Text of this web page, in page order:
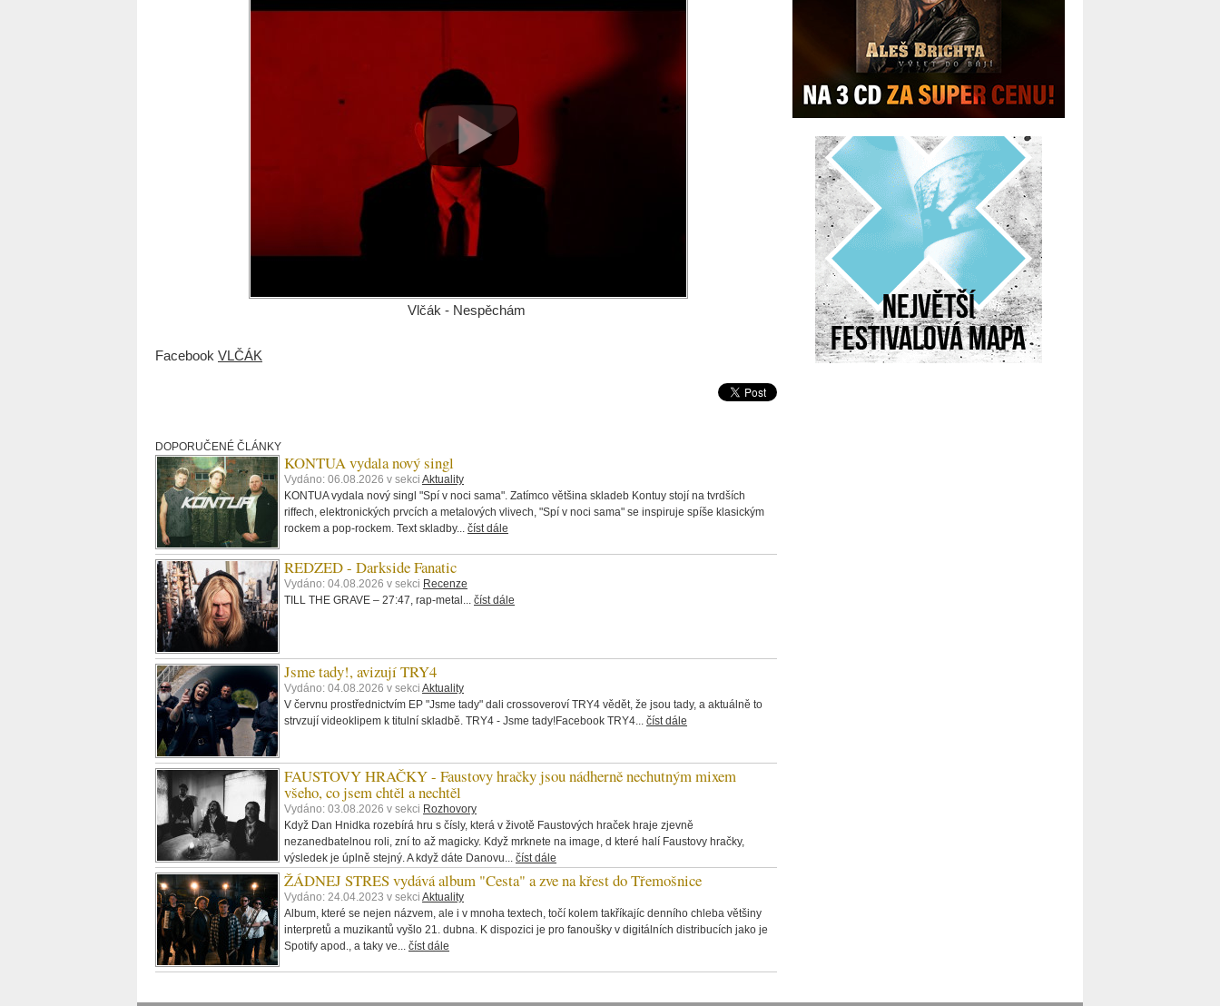
Vlčák - Nespěchám
Facebook VLČÁK
DOPORUČENÉ ČLÁNKY
KONTUA vydala nový singl
Vydáno: 06.08.2026 v sekci Aktuality
KONTUA vydala nový singl "Spí v noci sama". Zatímco většina skladeb Kontuy stojí na tvrdších
riffech, elektronických prvcích a metalových vlivech, "Spí v noci sama" se inspiruje spíše klasickým
rockem a pop-rockem. Text skladby... číst dále
REDZED - Darkside Fanatic
Vydáno: 04.08.2026 v sekci Recenze
TILL THE GRAVE – 27:47, rap-metal... číst dále
Jsme tady!, avizují TRY4
Vydáno: 04.08.2026 v sekci Aktuality
V červnu prostřednictvím EP "Jsme tady" dali crossoveroví TRY4 vědět, že jsou tady, a aktuálně to
strvzují videoklipem k titulní skladbě. TRY4 - Jsme tady!Facebook TRY4... číst dále
FAUSTOVY HRAČKY - Faustovy hračky jsou nádherně nechutným mixem
všeho, co jsem chtěl a nechtěl
Vydáno: 03.08.2026 v sekci Rozhovory
Když Dan Hnidka rozebírá hru s čísly, která v životě Faustových hraček hraje zjevně
nezanedbatelnou roli, zní to až magicky. Když mrknete na image, d které halí Faustovy hračky,
výsledek je úplně stejný. A když dáte Danovu... číst dále
ŽÁDNEJ STRES vydává album "Cesta" a zve na křest do Třemošnice
Vydáno: 24.04.2023 v sekci Aktuality
Album, které se nejen názvem, ale i v mnoha textech, točí kolem takříkajíc denního chleba většiny
interpretů a muzikantů vyšlo 21. dubna. K dispozici je pro fanoušky v digitálních distribucích jako je
Spotify apod., a taky ve... číst dále